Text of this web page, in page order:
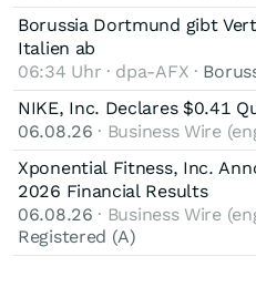
Borussia Dortmund gibt
Italien ab
06:34 Uhr · dpa-AFX ·
NIKE, Inc. Declares $0.41
06.08.26 · Business Wire
Xponential Fitness, Inc.
2026 Financial Results
06.08.26 · Business Wire
Registered (A)